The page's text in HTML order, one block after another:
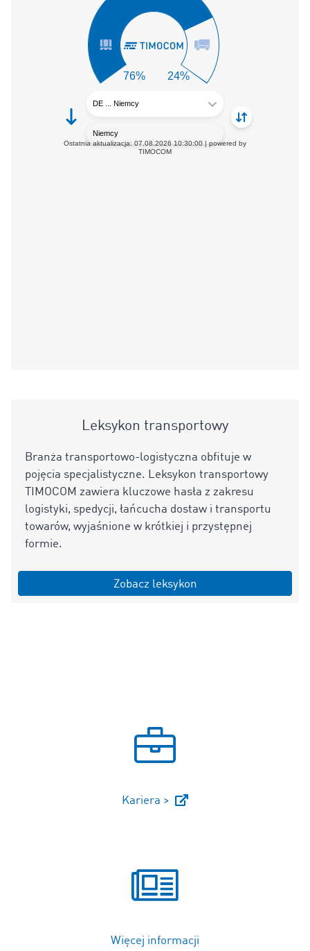
Leksykon transportowy
Branża transportowo-logistyczna obfituje w
pojęcia specjalistyczne. Leksykon transportowy
TIMOCOM zawiera kluczowe hasła z zakresu
logistyki, spedycji, łańcucha dostaw i transportu
towarów, wyjaśnione w krótkiej i przystępnej
formie.
Zobacz leksykon
Kariera >
Więcej informacji